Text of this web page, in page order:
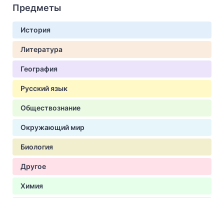
Предметы
История
Литература
География
Русский язык
Обществознание
Окружающий мир
Биология
Другое
Химия